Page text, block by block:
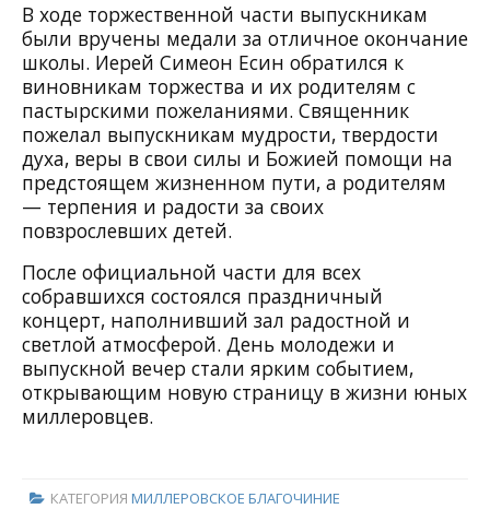
В ходе торжественной части выпускникам
были вручены медали за отличное окончание
школы. Иерей Симеон Есин обратился к
виновникам торжества и их родителям с
пастырскими пожеланиями. Священник
пожелал выпускникам мудрости, твердости
духа, веры в свои силы и Божией помощи на
предстоящем жизненном пути, а родителям
— терпения и радости за своих
повзрослевших детей.
После официальной части для всех
собравшихся состоялся праздничный
концерт, наполнивший зал радостной и
светлой атмосферой. День молодежи и
выпускной вечер стали ярким событием,
открывающим новую страницу в жизни юных
миллеровцев.
КАТЕГОРИЯ МИЛЛЕРОВСКОЕ БЛАГОЧИНИЕ